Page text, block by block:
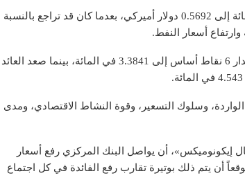
وتفاعل الدولار النيوزيلندي مع القرار، مرتفعاً بنسبة 0.3 في المائة إلى 0.5692 دولار أميركي، بعدما كان قد تراجع بالنسبة
أسعار النفط.
كما ارتفعت أسعار الفائدة على عقود المبادلة لأجل عامين بمقدار 6 نقاط أساس إلى 3.3841 في المائة، بينما صعد العائد
الواردة، وسلوك التسعير، وقوة النشاط الاقتصادي، ومدى
إيكونوميكس»، أن يواصل البنك المركزي رفع أسعار
العام المقبل، متوقعاً أن يتم ذلك بوتيرة تقارب رفع الفائدة في كل اجتماع